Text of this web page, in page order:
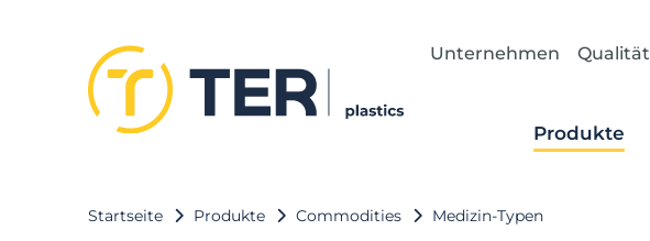
Unternehmen Qualität
Produkte
Startseite Produkte Commodities Medizin‑Typen